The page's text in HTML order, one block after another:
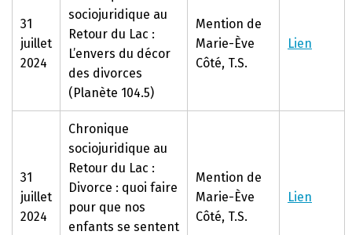
31
juillet
2024
sociojuridique au
Retour du Lac :
L’envers du décor
des divorces
(Planète 104.5)
Mention de
Marie-Ève
Côté, T.S.
Lien
31
juillet
2024
Chronique
sociojuridique au
Retour du Lac :
Divorce : quoi faire
pour que nos
enfants se sentent
Mention de
Marie-Ève
Côté, T.S.
Lien